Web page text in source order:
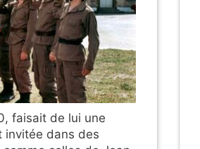
faisait de lui une
invitée dans des